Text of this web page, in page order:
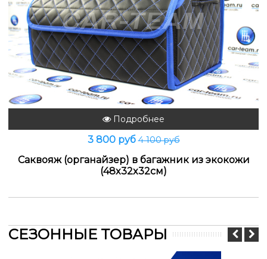
Подробнее
3 800 руб4 100 руб
Саквояж (органайзер) в багажник из экокожи
(48x32x32см)
СЕЗОННЫЕ ТОВАРЫ